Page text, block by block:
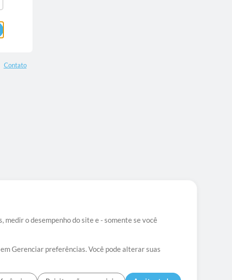
o desempenho do site e - somente se você
Gerenciar preferências. Você pode alterar suas
Contato